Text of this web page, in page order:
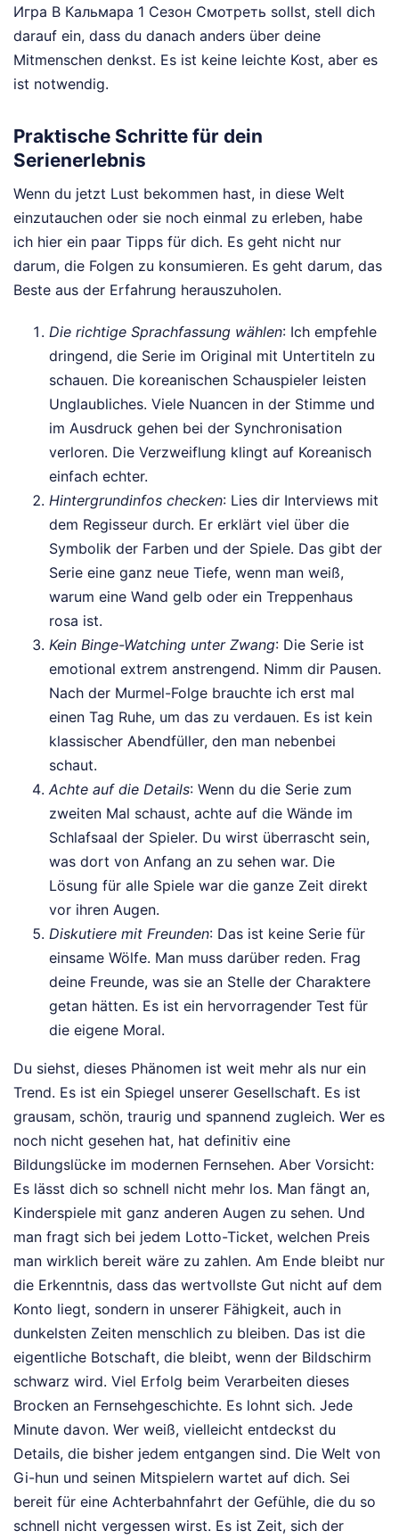
Игра В Кальмара 1 Сезон Смотреть sollst, stell dich
darauf ein, dass du danach anders über deine
Mitmenschen denkst. Es ist keine leichte Kost, aber es
ist notwendig.
Praktische Schritte für dein
Serienerlebnis
Wenn du jetzt Lust bekommen hast, in diese Welt
einzutauchen oder sie noch einmal zu erleben, habe
ich hier ein paar Tipps für dich. Es geht nicht nur
darum, die Folgen zu konsumieren. Es geht darum, das
Beste aus der Erfahrung herauszuholen.
Die richtige Sprachfassung wählen: Ich empfehle
dringend, die Serie im Original mit Untertiteln zu
schauen. Die koreanischen Schauspieler leisten
Unglaubliches. Viele Nuancen in der Stimme und
im Ausdruck gehen bei der Synchronisation
verloren. Die Verzweiflung klingt auf Koreanisch
einfach echter.
Hintergrundinfos checken: Lies dir Interviews mit
dem Regisseur durch. Er erklärt viel über die
Symbolik der Farben und der Spiele. Das gibt der
Serie eine ganz neue Tiefe, wenn man weiß,
warum eine Wand gelb oder ein Treppenhaus
rosa ist.
Kein Binge-Watching unter Zwang: Die Serie ist
emotional extrem anstrengend. Nimm dir Pausen.
Nach der Murmel-Folge brauchte ich erst mal
einen Tag Ruhe, um das zu verdauen. Es ist kein
klassischer Abendfüller, den man nebenbei
schaut.
Achte auf die Details: Wenn du die Serie zum
zweiten Mal schaust, achte auf die Wände im
Schlafsaal der Spieler. Du wirst überrascht sein,
was dort von Anfang an zu sehen war. Die
Lösung für alle Spiele war die ganze Zeit direkt
vor ihren Augen.
Diskutiere mit Freunden: Das ist keine Serie für
einsame Wölfe. Man muss darüber reden. Frag
deine Freunde, was sie an Stelle der Charaktere
getan hätten. Es ist ein hervorragender Test für
die eigene Moral.
Du siehst, dieses Phänomen ist weit mehr als nur ein
Trend. Es ist ein Spiegel unserer Gesellschaft. Es ist
grausam, schön, traurig und spannend zugleich. Wer es
noch nicht gesehen hat, hat definitiv eine
Bildungslücke im modernen Fernsehen. Aber Vorsicht:
Es lässt dich so schnell nicht mehr los. Man fängt an,
Kinderspiele mit ganz anderen Augen zu sehen. Und
man fragt sich bei jedem Lotto-Ticket, welchen Preis
man wirklich bereit wäre zu zahlen. Am Ende bleibt nur
die Erkenntnis, dass das wertvollste Gut nicht auf dem
Konto liegt, sondern in unserer Fähigkeit, auch in
dunkelsten Zeiten menschlich zu bleiben. Das ist die
eigentliche Botschaft, die bleibt, wenn der Bildschirm
schwarz wird. Viel Erfolg beim Verarbeiten dieses
Brocken an Fernsehgeschichte. Es lohnt sich. Jede
Minute davon. Wer weiß, vielleicht entdeckst du
Details, die bisher jedem entgangen sind. Die Welt von
Gi-hun und seinen Mitspielern wartet auf dich. Sei
bereit für eine Achterbahnfahrt der Gefühle, die du so
schnell nicht vergessen wirst. Es ist Zeit, sich der